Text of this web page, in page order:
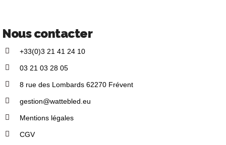
Nous contacter
+33(0)3 21 41 24 10
03 21 03 28 05
8 rue des Lombards 62270 Frévent
gestion@wattebled.eu
Mentions légales
CGV